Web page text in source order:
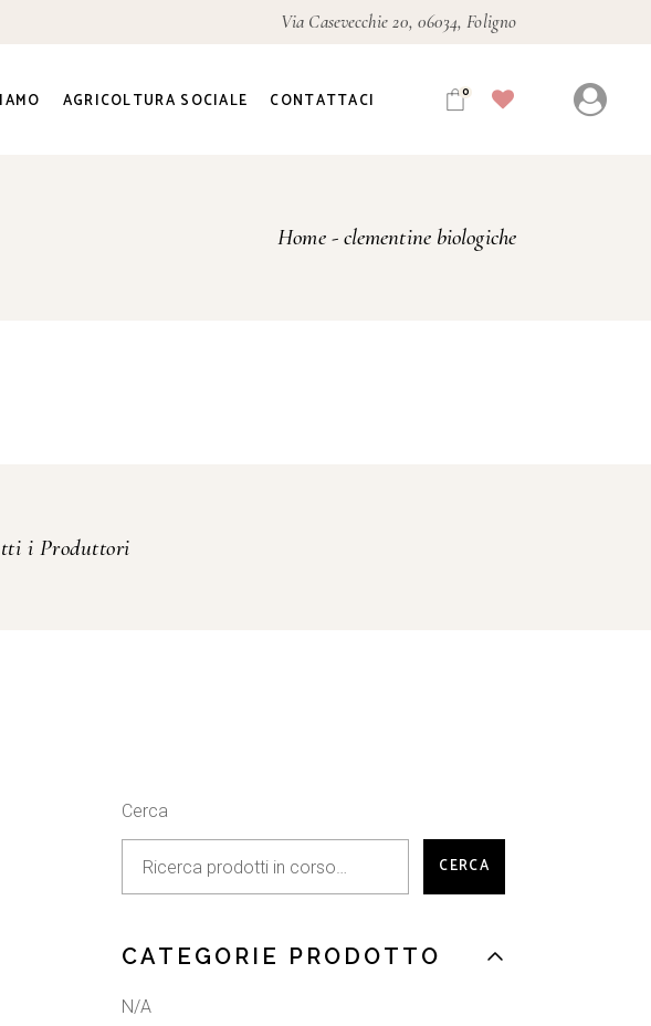
Via Casevecchie 20, 06034, Foligno
AGRICOLTURA SOCIALE CONTATTACI 0
Home clementine biologiche
i Produttori
Cerca
CERCA
CATEGORIE PRODOTTO
N/A